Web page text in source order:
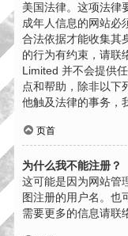
美国法律。这项法律
成年人信息的网站必
合法依据才能收集其
的行为有约束，请联
Limited 并不会提供
点和帮助，除非以下
他触及法律的事务，
页首
为什么我不能注册？
这可能是因为网站管
图注册的用户名。也
需要更多的信息请联